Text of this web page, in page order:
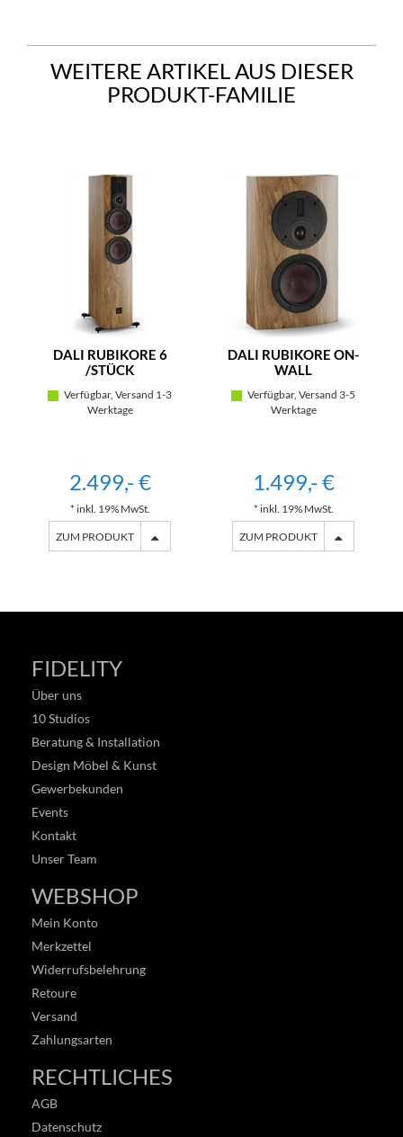
WEITERE ARTIKEL AUS DIESER
PRODUKT-FAMILIE
DALI RUBIKORE 6
/STÜCK
Verfügbar, Versand 1-3
Werktage
2.499,- €
* inkl. 19% MwSt.
ZUM PRODUKT
DALI RUBIKORE ON-
WALL
Verfügbar, Versand 3-5
Werktage
1.499,- €
* inkl. 19% MwSt.
ZUM PRODUKT
FIDELITY
Über uns
10 Studios
Beratung & Installation
Design Möbel & Kunst
Gewerbekunden
Events
Kontakt
Unser Team
WEBSHOP
Mein Konto
Merkzettel
Widerrufsbelehrung
Retoure
Versand
Zahlungsarten
RECHTLICHES
AGB
Datenschutz